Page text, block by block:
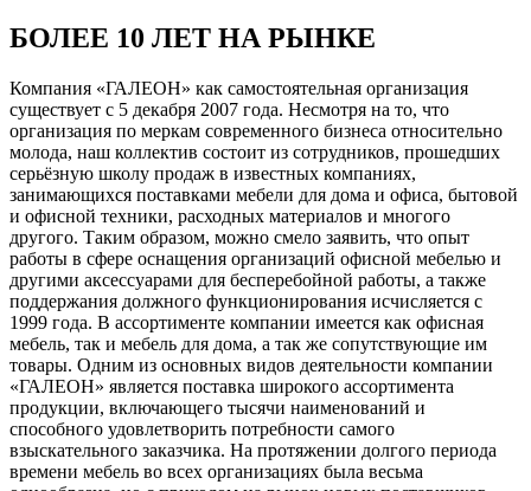
БОЛЕЕ 10 ЛЕТ НА РЫНКЕ
Компания «ГАЛЕОН» как самостоятельная организация
существует с 5 декабря 2007 года. Несмотря на то, что
организация по меркам современного бизнеса относительно
молода, наш коллектив состоит из сотрудников, прошедших
серьёзную школу продаж в известных компаниях,
занимающихся поставками мебели для дома и офиса, бытовой
и офисной техники, расходных материалов и многого
другого. Таким образом, можно смело заявить, что опыт
работы в сфере оснащения организаций офисной мебелью и
другими аксессуарами для бесперебойной работы, а также
поддержания должного функционирования исчисляется с
1999 года. В ассортименте компании имеется как офисная
мебель, так и мебель для дома, а так же сопутствующие им
товары. Одним из основных видов деятельности компании
«ГАЛЕОН» является поставка широкого ассортимента
продукции, включающего тысячи наименований и
способного удовлетворить потребности самого
взыскательного заказчика. На протяжении долгого периода
времени мебель во всех организациях была весьма